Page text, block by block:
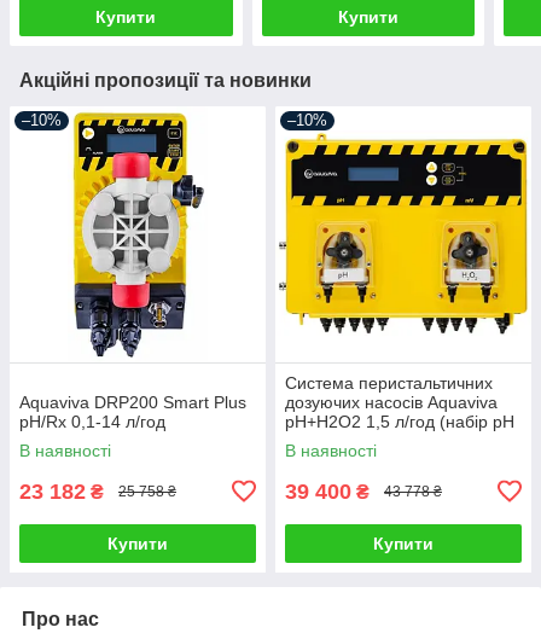
Купити Купити
Акційні пропозиції та новинки
–10%
Aquaviva DRP200 Smart Plus
pH/Rх 0,1-14 л/год
В наявності
23 182 ₴ 25 758 ₴
Купити
–10%
Система перистальтичних
дозуючих насосів Aquaviva
pH+H2O2 1,5 л/год (набір pH
в комплекті)
В наявності
39 400 ₴ 43 778 ₴
Купити
Про нас